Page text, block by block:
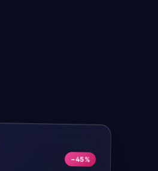
−45%